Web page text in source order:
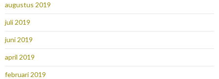
augustus 2019
juli 2019
juni 2019
april 2019
februari 2019